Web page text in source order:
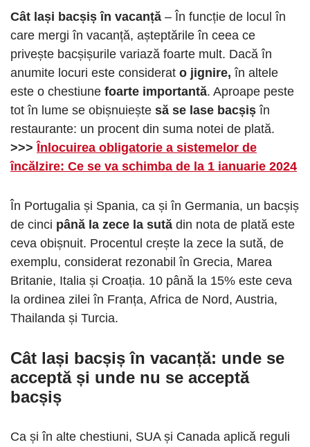
Cât lași bacșiș în vacanță – În funcție de locul în
care mergi în vacanță, așteptările în ceea ce
privește bacșișurile variază foarte mult. Dacă în
anumite locuri este considerat o jignire, în altele
este o chestiune foarte importantă. Aproape peste
tot în lume se obișnuiește să se lase bacșișîn
restaurante: un procent din suma notei de plată.
>>>Înlocuirea obligatorie a sistemelor de
încălzire: Ce se va schimba de la 1 ianuarie 2024
În Portugalia și Spania, ca și în Germania, un bacșiș
de cinci până la zece la sută din nota de plată este
ceva obișnuit. Procentul crește la zece la sută, de
exemplu, considerat rezonabil în Grecia, Marea
Britanie, Italia și Croația. 10 până la 15% este ceva
la ordinea zilei în Franța, Africa de Nord, Austria,
Thailanda și Turcia.
Cât lași bacșiș în vacanță: unde se
acceptă și unde nu se acceptă
bacșiș
Ca și în alte chestiuni, SUA și Canada aplică reguli